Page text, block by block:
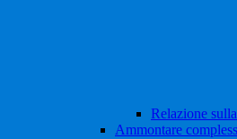
Relazione
Ammontare